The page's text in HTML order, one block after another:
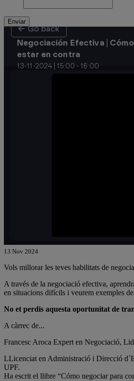
13 Nov 2024
Vols millorar les teves habilitats de
A través de la negociació efectiva,
en situacions difícils i veurem exemples
No et perdis aquesta oportunitat de
A càrrec de...
Francesc Aroca Expert en Negociació,
LLicenciat en Administració i Direcció
UPF.
Ha escrit el llibre “Cómo negociar para